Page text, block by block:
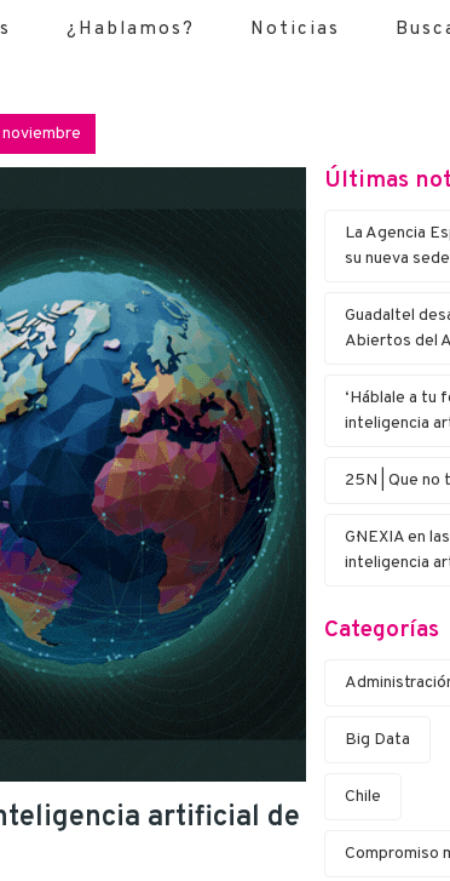
¿Hablamos? Noticias
artificial de
Últimas
La Agencia
su nueva
Guadaltel
Abiertos del
‘Háblale a tu
inteligencia
25N | Que
G·NEXIA en
inteligencia
Categorías
Big Data
Chile
Compromiso